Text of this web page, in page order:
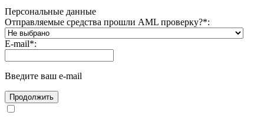
Персональные данные
Отправляемые средства прошли AML проверку?*:
E-mail*:
Введите ваш e-mail